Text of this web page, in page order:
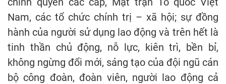
Nam, các tổ chức chính trị – xã hội; sự đồng
hành của người sử dụng lao động và trên hết là
tinh thần chủ động, nỗ lực, kiên trì, bền bỉ,
không ngừng đổi mới, sáng tạo của đội ngũ cán
bộ công đoàn, đoàn viên, người lao động cả